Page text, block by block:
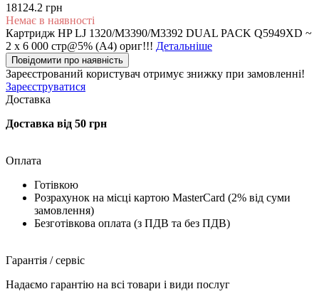
18124.2 грн
Немає в наявності
Картридж HP LJ 1320/M3390/M3392 DUAL PACK Q5949XD ~
2 x 6 000 стр@5% (A4) ориг!!! Детальніше
Повідомити про наявність
Зареєстрований користувач отримує знижку при замовленні!
Зареєструватися
Доставка
Доставка від 50 грн
Оплата
Готівкою
Розрахунок на місці картою MasterCard (2% від суми
замовлення)
Безготівкова оплата (з ПДВ та без ПДВ)
Гарантія / сервіс
Надаємо гарантію на всі товари і види послуг